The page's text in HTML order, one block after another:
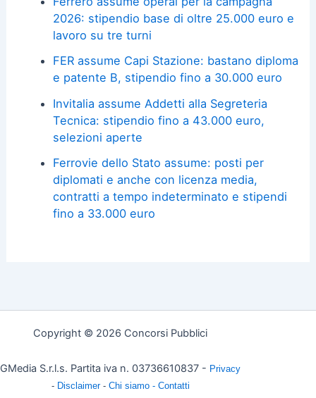
2026: stipendio base di oltre 25.000 euro e
lavoro su tre turni
FER assume Capi Stazione: bastano diploma
e patente B, stipendio fino a 30.000 euro
Invitalia assume Addetti alla Segreteria
Tecnica: stipendio fino a 43.000 euro,
selezioni aperte
Ferrovie dello Stato assume: posti per
diplomati e anche con licenza media,
contratti a tempo indeterminato e stipendi
fino a 33.000 euro
Copyright © 2026 Concorsi Pubblici
GMedia S.r.l.s. Partita iva n. 03736610837 - Privacy
- Disclaimer - Chi siamo - Contatti